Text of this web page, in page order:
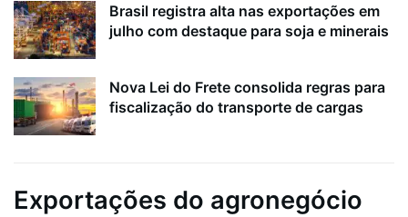
Brasil registra alta nas exportações em
julho com destaque para soja e minerais
Nova Lei do Frete consolida regras para
fiscalização do transporte de cargas
Exportações do agronegócio